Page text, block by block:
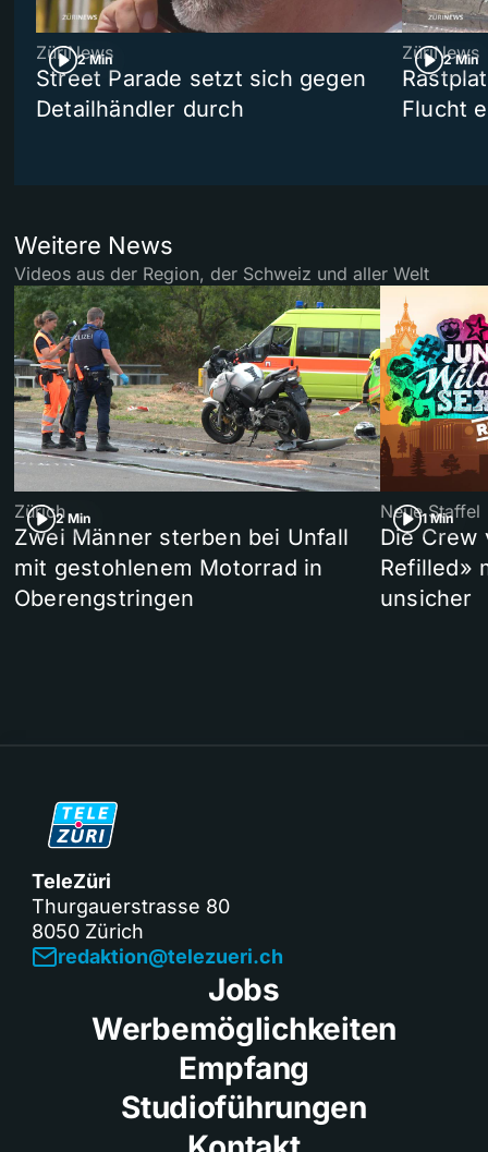
2 Min
ZüriNews
Street Parade setzt sich gegen
Detailhändler durch
2 Min
ZüriNews
Flucht
Weitere News
Videos aus der Region, der Schweiz und aller Welt
2 Min
Zürich
Zwei Männer sterben bei Unfall
mit gestohlenem Motorrad in
Oberengstringen
1 Min
Neue Staffel
Die Crew
Refilled»
unsicher
TeleZüri
Thurgauerstrasse 80
8050 Zürich
redaktion@telezueri.ch
Jobs
Werbemöglichkeiten
Empfang
Studioführungen